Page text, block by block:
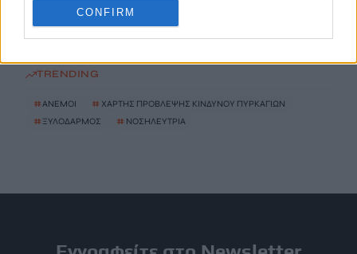
CONFIRM
9 Αυγούστου, 2026
TRENDING
#ΑΝΕΜΟΙ # ΧΑΡΤΗΣ ΠΡΟΒΛΕΨΗΣ ΚΙΝΔΥΝΟΥ ΠΥΡΚΑΓΙΩΝ
# ΞΥΛΟΔΑΡΜΟΣ # ΝΟΣΗΛΕΥΤΡΙΑ